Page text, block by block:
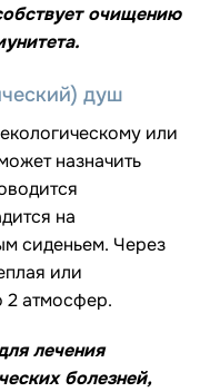
очищению
душ
или
назначить
на
сиденьем. Через
или
2 атмосфер.
лечения
болезней,